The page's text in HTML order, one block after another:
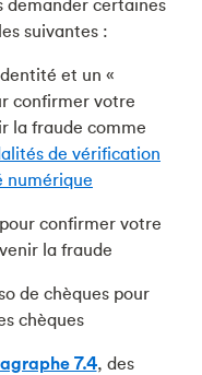
demander certaines
suivantes :
et un «
confirmer votre
la fraude comme
de vérification
numérique
confirmer votre
la fraude
de chèques pour
chèques
7.4, des